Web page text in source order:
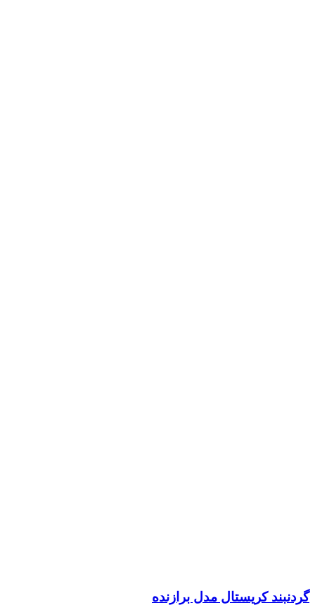
گردنبند کریستال مدل برازنده